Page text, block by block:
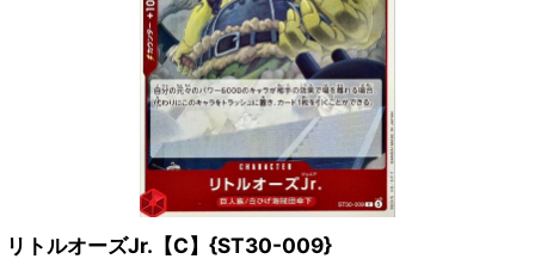
リトルオーズJr.【C】{ST30-009}